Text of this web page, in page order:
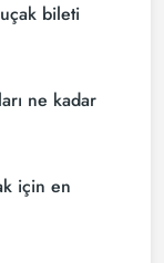
bileti
büyük
yüzlerce
biletlerini
ne kadar
ve
için en